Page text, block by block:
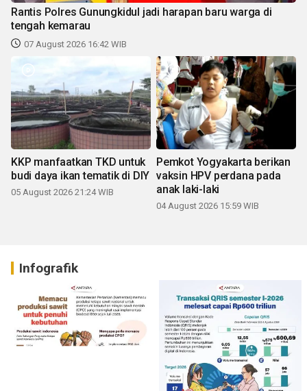
Rantis Polres Gunungkidul jadi harapan baru warga di
tengah kemarau
07 August 2026 16:42 WIB
KKP manfaatkan TKD untuk
budi daya ikan tematik di DIY
05 August 2026 21:24 WIB
Pemkot Yogyakarta berikan
vaksin HPV perdana pada
anak laki-laki
04 August 2026 15:59 WIB
Infografik